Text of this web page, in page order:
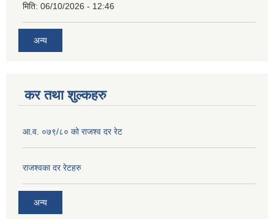
मिति: 06/10/2026 - 12:46
अन्य
कर तथा शुल्कहरु
आ.व. ०७९/८० को राजश्व दर रेट
राजश्‍वका दर रेटहरु
अन्य